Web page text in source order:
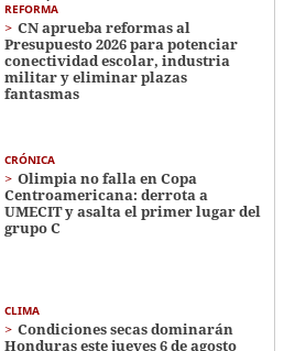
REFORMA
CN aprueba reformas al
Presupuesto 2026 para potenciar
conectividad escolar, industria
militar y eliminar plazas
fantasmas
CRÓNICA
Olimpia no falla en Copa
Centroamericana: derrota a
UMECIT y asalta el primer lugar del
grupo C
CLIMA
Condiciones secas dominarán
Honduras este jueves 6 de agosto